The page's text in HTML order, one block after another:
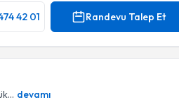
42 01 Randevu Talep Et
devamı